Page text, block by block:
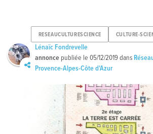
RESEAUCULTURESCIENCE CULTURE-
Lénaïc Fondrevelle
annonce publiée le05/12/2019dans
Provence-Alpes-Côte d'Azur